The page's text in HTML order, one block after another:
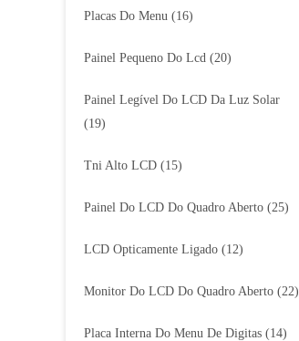
Placas Do Menu (16)
Painel Pequeno Do Lcd (20)
Painel Legível Do LCD Da Luz Solar
(19)
Tni Alto LCD (15)
Painel Do LCD Do Quadro Aberto (25)
LCD Opticamente Ligado (12)
Monitor Do LCD Do Quadro Aberto (22)
Placa Interna Do Menu De Digitas (14)